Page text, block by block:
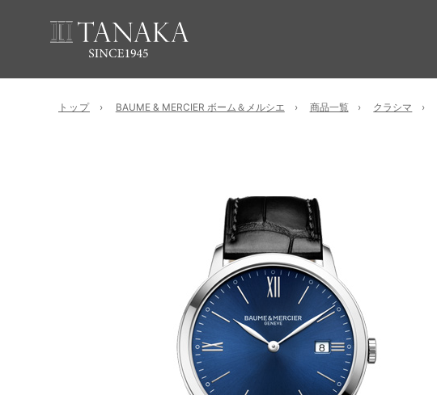
トップ BAUME & MERCIER ボーム＆メルシエ 商品一覧 クラシマ